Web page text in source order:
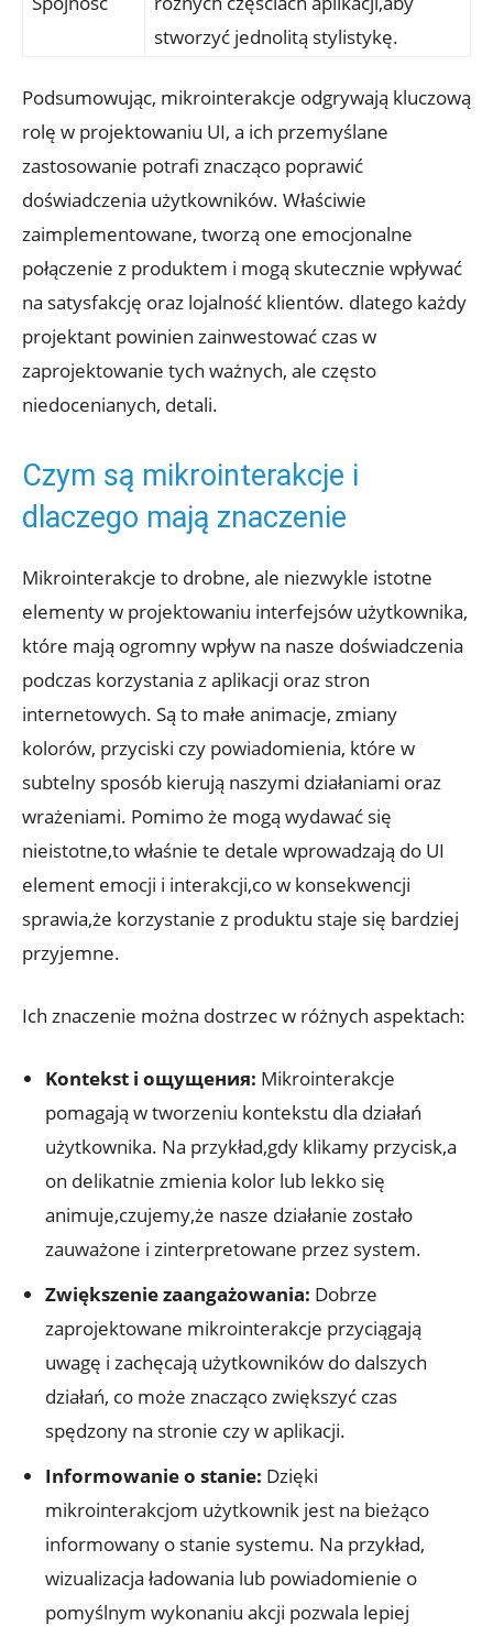
stworzyć jednolitą stylistykę.
Podsumowując, mikrointerakcje odgrywają kluczową
rolę w projektowaniu UI, a ich przemyślane
zastosowanie potrafi znacząco poprawić
doświadczenia użytkowników. Właściwie
zaimplementowane, tworzą one emocjonalne
połączenie z produktem i mogą skutecznie wpływać
na satysfakcję oraz lojalność klientów. dlatego każdy
projektant powinien zainwestować czas w
zaprojektowanie tych ważnych, ale często
niedocenianych, detali.
Czym są mikrointerakcje i
dlaczego mają znaczenie
Mikrointerakcje to drobne, ale niezwykle istotne
elementy w projektowaniu interfejsów użytkownika,
które mają ogromny wpływ na nasze doświadczenia
podczas korzystania z aplikacji oraz stron
internetowych. Są to małe animacje, zmiany
kolorów, przyciski czy powiadomienia, które w
subtelny sposób kierują naszymi działaniami oraz
wrażeniami. Pomimo że mogą wydawać się
nieistotne,to właśnie te detale wprowadzają do UI
element emocji i interakcji,co w konsekwencji
sprawia,że korzystanie z produktu staje się bardziej
przyjemne.
Ich znaczenie można dostrzec w różnych aspektach:
Kontekst i ощущения: Mikrointerakcje
pomagają w tworzeniu kontekstu dla działań
użytkownika. Na przykład,gdy klikamy przycisk,a
on delikatnie zmienia kolor lub lekko się
animuje,czujemy,że nasze działanie zostało
zauważone i zinterpretowane przez system.
Zwiększenie zaangażowania: Dobrze
zaprojektowane mikrointerakcje przyciągają
uwagę i zachęcają użytkowników do dalszych
działań, co może znacząco zwiększyć czas
spędzony na stronie czy w aplikacji.
Informowanie o stanie: Dzięki
mikrointerakcjom użytkownik jest na bieżąco
informowany o stanie systemu. Na przykład,
wizualizacja ładowania lub powiadomienie o
pomyślnym wykonaniu akcji pozwala lepiej